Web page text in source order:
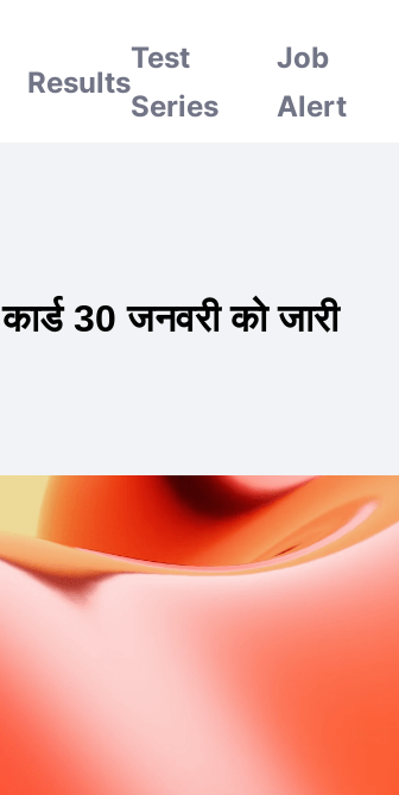
Results
Test
Series
Job
Alert
30 जनवरी को जारी